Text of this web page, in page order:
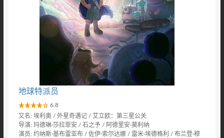
地球特派员
6.8
又名: 埃利奥 / 外星奇遇记 / 艾立欧：第三星公关
导演: 玛德琳·莎拉菲安 / 石之予 / 阿德里安·莫利纳
演员: 约纳斯·基布雷亚布 / 佐伊·索尔达娜 / 雷米·埃德格利 / 布兰登·穆